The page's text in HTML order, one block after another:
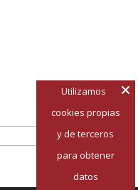
Utilizamos
cookies propias
y de terceros
para obtener
datos